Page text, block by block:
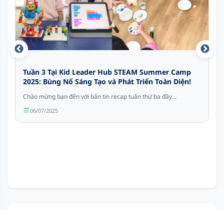
Tuần 3 Tại Kid Leader Hub STEAM Summer Camp
2025: Bùng Nổ Sáng Tạo và Phát Triển Toàn Diện!
Chào mừng bạn đến với bản tin recap tuần thứ ba đầy...
06/07/2025